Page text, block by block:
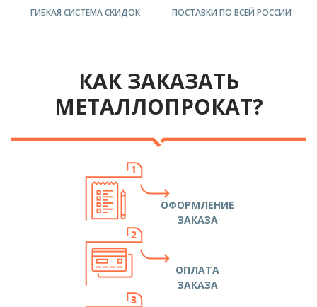
ГИБКАЯ СИСТЕМА СКИДОК ПОСТАВКИ ПО ВСЕЙ РОССИИ
КАК ЗАКАЗАТЬ
МЕТАЛЛОПРОКАТ?
ОФОРМЛЕНИЕ
ЗАКАЗА
ОПЛАТА
ЗАКАЗА